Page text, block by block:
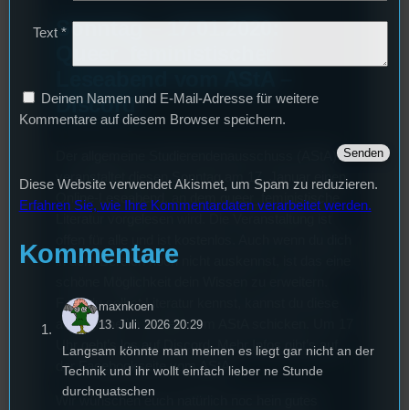
Sonntag – 17.01.2020:
Discord
veranstaltet diesen Sonntag am 17. Januar einen
Online-Leseabend, an dem queer_feministische
in dem Bereich noch nicht auskennst, ist das eine
Falls du selbst Literatur kennst, kannst du diese
auch gerne im Vorfeld dem AStA schicken. Um 17
Uhr geht’s los auf Discord. Mehr Infos gibt’s auf
der Facebookseite vom AStA.
Wir wünschen euch natürlich noc hein gutes
Text *
Deinen Namen und E-Mail-Adresse für weitere
Kommentare auf diesem Browser speichern.
Diese Website verwendet Akismet, um Spam zu reduzieren.
Erfahren Sie, wie Ihre Kommentardaten verarbeitet werden.
Kommentare
maxnkoen
13. Juli. 2026 20:29
Langsam könnte man meinen es liegt gar nicht an der
Technik und ihr wollt einfach lieber ne Stunde
durchquatschen